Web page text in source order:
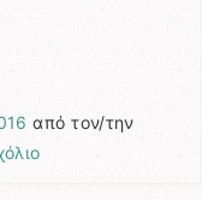
από τον/την